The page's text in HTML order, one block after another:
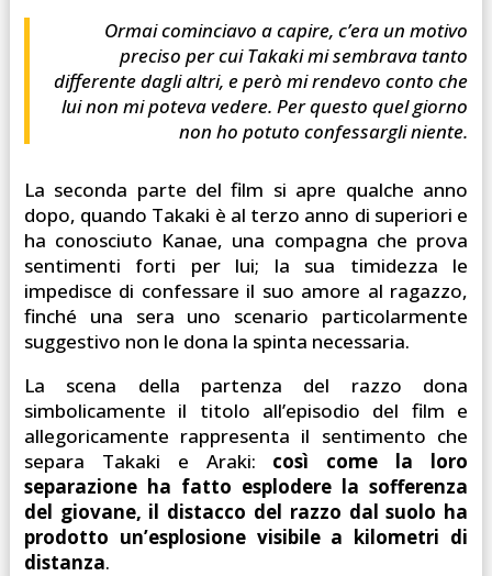
Ormai cominciavo a capire, c’era un motivo
preciso per cui Takaki mi sembrava tanto
differente dagli altri, e però mi rendevo conto che
lui non mi poteva vedere. Per questo quel giorno
non ho potuto confessargli niente.
La seconda parte del film si apre qualche anno
dopo, quando Takaki è al terzo anno di superiori e
ha conosciuto Kanae, una compagna che prova
sentimenti forti per lui; la sua timidezza le
impedisce di confessare il suo amore al ragazzo,
finché una sera uno scenario particolarmente
suggestivo non le dona la spinta necessaria.
La scena della partenza del razzo dona
simbolicamente il titolo all’episodio del film e
allegoricamente rappresenta il sentimento che
separa Takaki e Araki: così come la loro
separazione ha fatto esplodere la sofferenza
del giovane, il distacco del razzo dal suolo ha
prodotto un’esplosione visibile a kilometri di
distanza.